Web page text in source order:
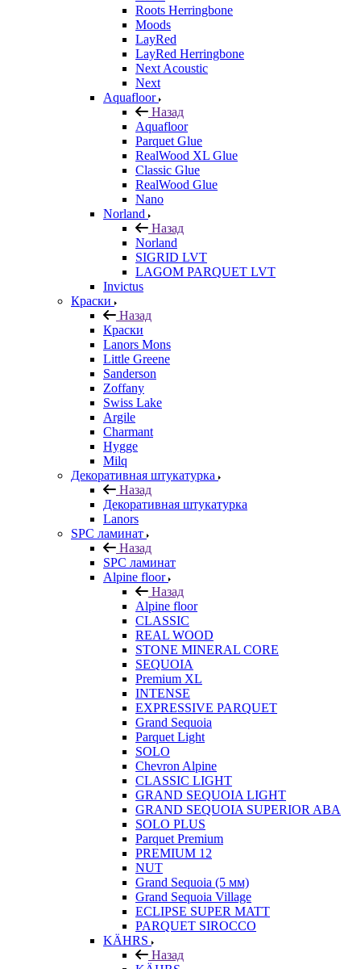
Roots Herringbone
Moods
LayRed
LayRed Herringbone
Next Acoustic
Next
Aquafloor
Назад
Aquafloor
Parquet Glue
RealWood XL Glue
Classic Glue
RealWood Glue
Nano
Norland
Назад
Norland
SIGRID LVT
LAGOM PARQUET LVT
Invictus
Краски
Назад
Краски
Lanors Mons
Little Greene
Sanderson
Zoffany
Swiss Lake
Argile
Charmant
Hygge
Milq
Декоративная штукатурка
Назад
Декоративная штукатурка
Lanors
SPC ламинат
Назад
SPC ламинат
Alpine floor
Назад
Alpine floor
CLASSIC
REAL WOOD
STONE MINERAL CORE
SEQUOIA
Premium XL
INTENSE
EXPRESSIVE PARQUET
Grand Sequoia
Parquet Light
SOLO
Chevron Alpine
CLASSIC LIGHT
GRAND SEQUOIA LIGHT
GRAND SEQUOIA SUPERIOR ABA
SOLO PLUS
Parquet Premium
PREMIUM 12
NUT
Grand Sequoia (5 мм)
Grand Sequoia Village
ECLIPSE SUPER MATT
PARQUET SIROCCO
KÄHRS
Назад